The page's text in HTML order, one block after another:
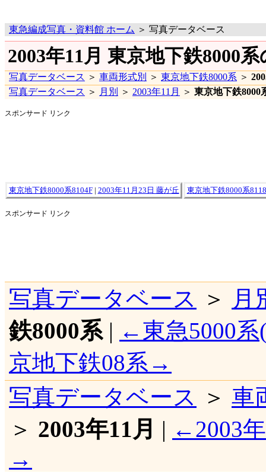
東急編成写真・資料館 ホーム ＞ 写真データベース
2003年11月 東京地下鉄8000
写真データベース ＞ 車両形式別 ＞ 東京地下鉄8000系 ＞
写真データベース ＞ 月別 ＞ 2003年11月 ＞ 東京地下鉄8000
スポンサード リンク
東京地下鉄8000系8104F| 2003年11月23日 藤が丘 東京地下鉄8000系
スポンサード リンク
写真データベース ＞
月
鉄8000系| ←東急5000系
京地下鉄08系→
写真データベース
＞ 車
＞ 2003年11月 | ←2003
→